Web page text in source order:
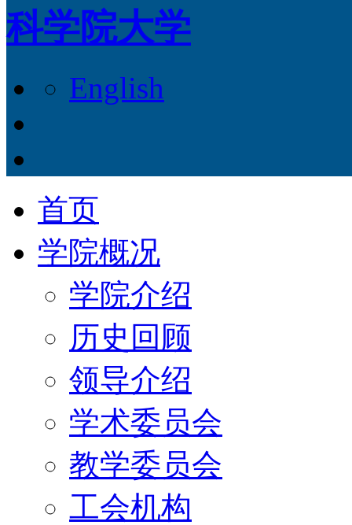
科学院大学
English
首页
学院概况
学院介绍
历史回顾
领导介绍
学术委员会
教学委员会
工会机构